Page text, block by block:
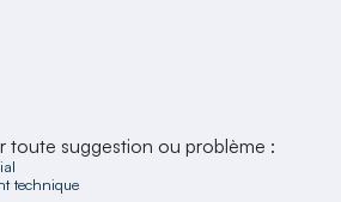
suggestion ou problème :
technique